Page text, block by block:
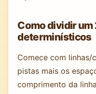
Como dividir
determinísticos
Comece com linhas/
pistas mais os
comprimento da